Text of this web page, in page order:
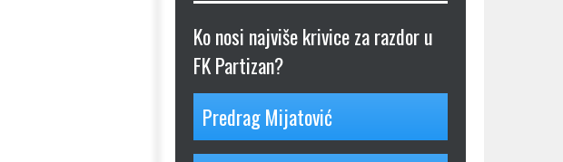
Ko nosi najviše krivice za razdor u
FK Partizan?
Predrag Mijatović